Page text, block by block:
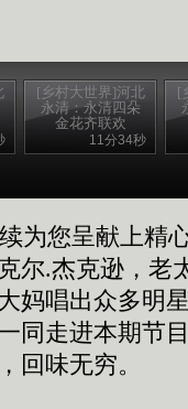
[乡村大世界]河北
永清：永清四朵
金花齐联欢
11分34秒
[
为您呈献上精
尔.杰克逊，老
妈唱出众多明
同走进本期节
回味无穷。